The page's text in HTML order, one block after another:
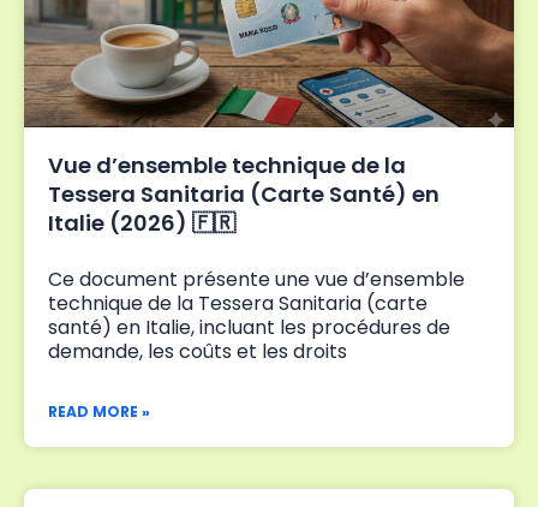
Vue d’ensemble technique de la
Tessera Sanitaria (Carte Santé) en
Italie (2026) 🇫🇷
Ce document présente une vue d’ensemble
technique de la Tessera Sanitaria (carte
santé) en Italie, incluant les procédures de
demande, les coûts et les droits
READ MORE »